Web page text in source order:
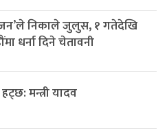
निकाले जुलुस, १ गतेदेखि
धर्ना दिने चेतावनी
मन्त्री यादव